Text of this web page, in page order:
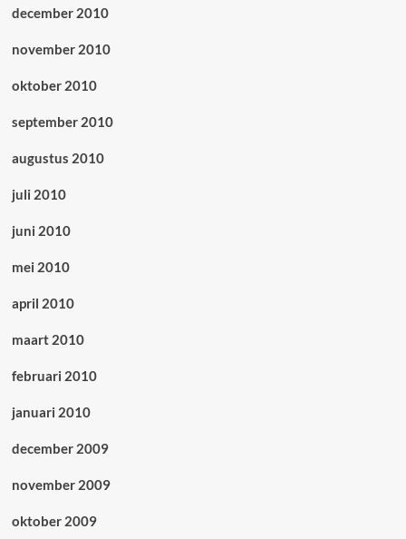
december 2010
november 2010
oktober 2010
september 2010
augustus 2010
juli 2010
juni 2010
mei 2010
april 2010
maart 2010
februari 2010
januari 2010
december 2009
november 2009
oktober 2009